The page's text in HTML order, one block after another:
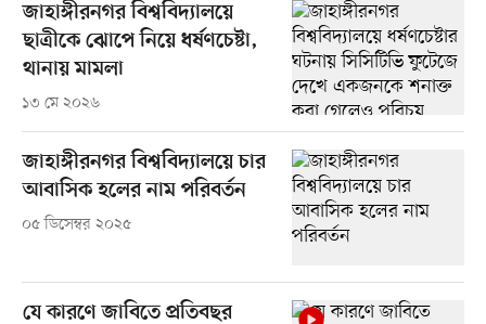
জাহাঙ্গীরনগর বিশ্ববিদ্যালয়ে
ছাত্রীকে ঝোপে নিয়ে ধর্ষণচেষ্টা,
থানায় মামলা
১৩ মে ২০২৬
জাহাঙ্গীরনগর বিশ্ববিদ্যালয়ে চার
আবাসিক হলের নাম পরিবর্তন
০৫ ডিসেম্বর ২০২৫
যে কারণে জাবিতে প্রতিবছর